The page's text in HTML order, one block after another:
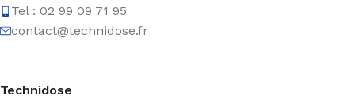
Tel : 02 99 09 71 95
contact@technidose.fr
Technidose